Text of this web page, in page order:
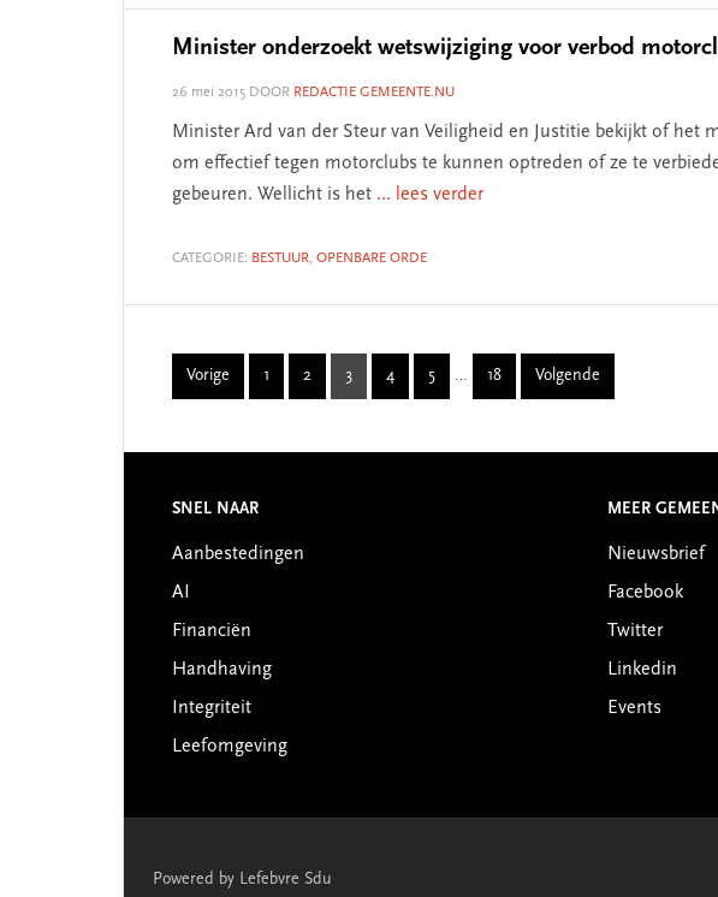
Minister onderzoekt wetswijziging voor verbod
26 mei 2015 DOOR REDACTIE GEMEENTE.NU
Minister Ard van der Steur van Veiligheid en Justitie bekijkt of het
om effectief tegen motorclubs te kunnen optreden of ze te
gebeuren. Wellicht is het ... lees verder
CATEGORIE: BESTUUR, OPENBARE ORDE
Vorige Page
1 Page
2 Page
3 Page
4 Page
5
Interim
pages
… 18 Volgende
Footer
SNEL NAAR
Aanbestedingen
AI
Financiën
Handhaving
Integriteit
Leefomgeving
MEER
Nieuwsbrief
Facebook
Twitter
Linkedin
Events
Powered by Lefebvre Sdu